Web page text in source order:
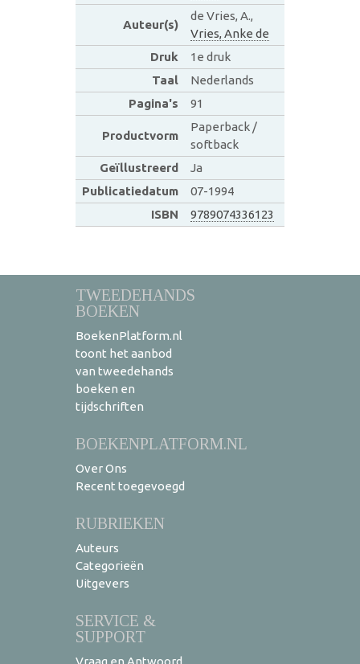
Auteur(s)
de Vries, A.,
Vries, Anke de
Druk
1e druk
Taal
Nederlands
Pagina's
91
Productvorm
Paperback /
softback
Geïllustreerd
Ja
Publicatiedatum
07-1994
ISBN
9789074336123
TWEEDEHANDS
BOEKEN
BoekenPlatform.nl
toont het aanbod
van tweedehands
boeken en
tijdschriften
BOEKENPLATFORM.NL
Over Ons
Recent toegevoegd
RUBRIEKEN
Auteurs
Categorieën
Uitgevers
SERVICE &
SUPPORT
Vraag en Antwoord